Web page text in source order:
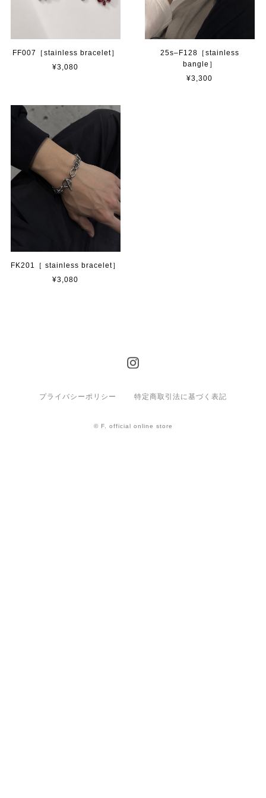
FF007［stainless bracelet］
¥3,080
25s–F128［stainless
bangle］
¥3,300
FK201［ stainless bracelet］
¥3,080
プライバシーポリシー 特定商取引法に基づく表記
© F. official online store